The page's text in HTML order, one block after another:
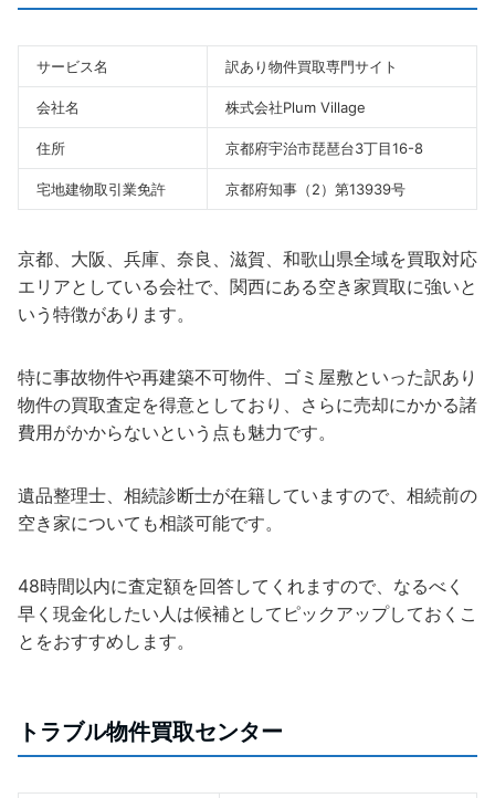
サービス名 訳あり物件買取専門サイト
会社名 株式会社Plum Village
住所 京都府宇治市琵琶台3丁目16-8
宅地建物取引業免許 京都府知事（2）第13939号
京都、大阪、兵庫、奈良、滋賀、和歌山県全域を買取対応
エリアとしている会社で、関西にある空き家買取に強いと
いう特徴があります。
特に事故物件や再建築不可物件、ゴミ屋敷といった訳あり
物件の買取査定を得意としており、さらに売却にかかる諸
費用がかからないという点も魅力です。
遺品整理士、相続診断士が在籍していますので、相続前の
空き家についても相談可能です。
48時間以内に査定額を回答してくれますので、なるべく
早く現金化したい人は候補としてピックアップしておくこ
とをおすすめします。
トラブル物件買取センター